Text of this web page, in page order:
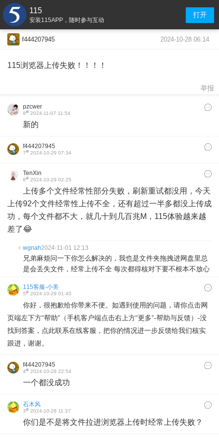
115
安装115APP，随时参与互动
打开
f444207945 2024-10-28 06:14
115浏览器上传失败！！！！
举报
pzcwer
8# 2024-11-07 11:54
新的
f444207945
7# 2024-10-29 07:34
TenXin
6# 2024-10-29 02:25
上传多个文件经常性部分失败，刷新重试都没用，今天
上传92个文件经常性上传不全，还有超过一半多都没上传成
功，每个文件都不大，就几十到几百兆M，115体验越来越
差了😂
wgnah2024-11-01 12:13
兄弟麻烦问一下你怎么解决的，我也是文件夹拖拽进网盘里总
是会丢失文件，经常上传不全 每次都得核对下要不根本不放心
115客服-小美
5# 2024-10-29 01:40
你好，很抱歉给你带来不便。如遇到使用的问题，请你点击网
页端左下方“帮助”（手机客户端点击右上方“更多”-帮助与反馈）-没
找到答案，点此联系在线客服，把你的情况进一步反馈给我们核实
跟进，谢谢。
f444207945
4# 2024-10-28 22:54
一个都没成功
石木风
3# 2024-10-28 11:37
你们是不是将文件拉进浏览器上传时经常上传失败？